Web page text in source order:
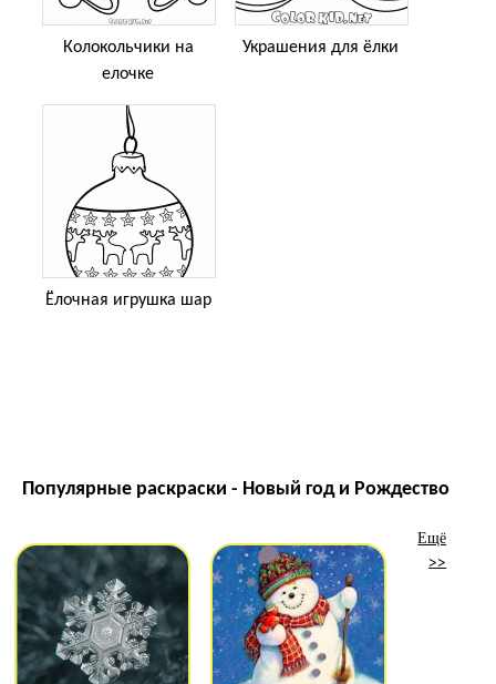
Колокольчики на
елочке
Украшения для ёлки
Ёлочная игрушка шар
Популярные раскраски - Новый год и Рождество
Ещё
>>